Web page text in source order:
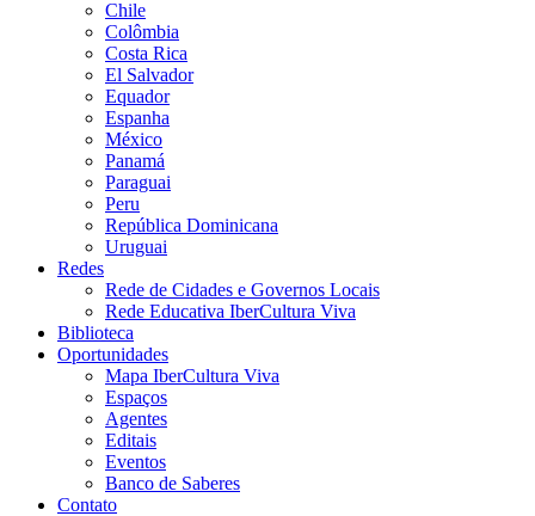
Chile
Colômbia
Costa Rica
El Salvador
Equador
Espanha
México
Panamá
Paraguai
Peru
República Dominicana
Uruguai
Redes
Rede de Cidades e Governos Locais
Rede Educativa IberCultura Viva
Biblioteca
Oportunidades
Mapa IberCultura Viva
Espaços
Agentes
Editais
Eventos
Banco de Saberes
Contato